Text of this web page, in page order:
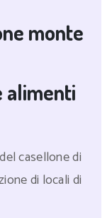
monte
alimenti
casellone di
di locali di